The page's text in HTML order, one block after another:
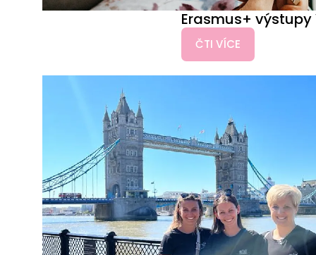
Erasmus+ výstupy
ČTI VÍCE